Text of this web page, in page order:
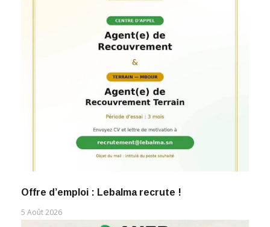
Offre d’emploi : Lebalma recrute !
5 Août 2026